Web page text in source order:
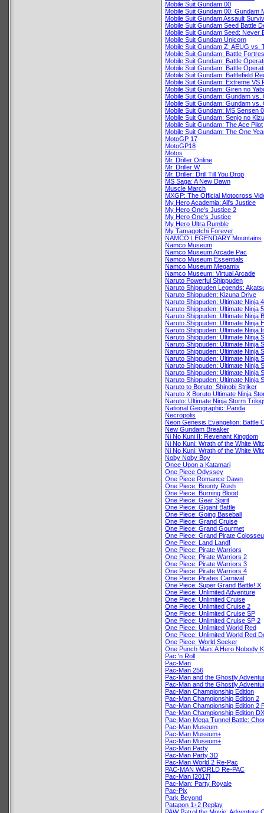
Mobile Suit Gundam 00
Mobile Suit Gundam 00: Gundam
Mobile Suit Gundam Assault
Mobile Suit Gundam Seed Battle
Mobile Suit Gundam Seed: Never
Mobile Suit Gundam Unicorn
Mobile Suit Gundam Z: AEUG vs.
Mobile Suit Gundam: Battle
Mobile Suit Gundam: Battle
Mobile Suit Gundam: Battle
Mobile Suit Gundam: Battlefield
Mobile Suit Gundam: Extreme VS
Mobile Suit Gundam: Giren no
Mobile Suit Gundam: Gundam vs.
Mobile Suit Gundam: Gundam vs.
Mobile Suit Gundam: MS Sensen
Mobile Suit Gundam: Senjo no
Mobile Suit Gundam: The Ace Pilot
Mobile Suit Gundam: The One
MotoGP 17
MotoGP18
Motos
Mr. Driller Online
Mr. Driller W
Mr. Driller: Drill Till You Drop
MS Saga: A New Dawn
Muscle March
MXGP: The Official Motocross
My Hero Academia: All's Justice
My Hero One's Justice 2
My Hero One’s Justice
My Hero Ultra Rumble
My Tamagotchi Forever
NAMCO LEGENDARY Mountains
Namco Museum
Namco Museum Arcade Pac
Namco Museum Essentials
Namco Museum Megamix
Namco Museum: Virtual Arcade
Naruto Powerful Shippuden
Naruto Shippuden Legends:
Naruto Shippuden: Kizuna Drive
Naruto Shippuden: Ultimate Ninja 4
Naruto Shippuden: Ultimate Ninja 5
Naruto Shippuden: Ultimate Ninja
Naruto Shippuden: Ultimate Ninja
Naruto Shippuden: Ultimate Ninja
Naruto Shippuden: Ultimate Ninja
Naruto Shippuden: Ultimate Ninja
Naruto Shippuden: Ultimate Ninja
Naruto Shippuden: Ultimate Ninja
Naruto Shippuden: Ultimate Ninja
Naruto Shippuden: Ultimate Ninja
Naruto Shippuden: Ultimate Ninja
Naruto to Boruto: Shinobi Striker
Naruto X Boruto Ultimate Ninja
Naruto: Ultimate Ninja Storm
National Geographic: Panda
Necropolis
Neon Genesis Evangelion: Battle
New Gundam Breaker
Ni No Kuni II: Revenant Kingdom
Ni No Kuni: Wrath of the White
Ni No Kuni: Wrath of the White
Noby Noby Boy
Once Upon a Katamari
One Piece Odyssey
One Piece Romance Dawn
One Piece: Bounty Rush
One Piece: Burning Blood
One Piece: Gear Spirit
One Piece: Gigant Battle
One Piece: Going Baseball
One Piece: Grand Cruise
One Piece: Grand Gourmet
One Piece: Grand Pirate
One Piece: Land Land!
One Piece: Pirate Warriors
One Piece: Pirate Warriors 2
One Piece: Pirate Warriors 3
One Piece: Pirate Warriors 4
One Piece: Pirates Carnival
One Piece: Super Grand Battle! X
One Piece: Unlimited Adventure
One Piece: Unlimited Cruise
One Piece: Unlimited Cruise 2
One Piece: Unlimited Cruise SP
One Piece: Unlimited Cruise SP 2
One Piece: Unlimited World Red
One Piece: Unlimited World Red
One Piece: World Seeker
One Punch Man: A Hero Nobody
Pac 'n Roll
Pac-Man
Pac-Man 256
Pac-Man and the Ghostly
Pac-Man and the Ghostly
Pac-Man Championship Edition
Pac-Man Championship Edition 2
Pac-Man Championship Edition 2
Pac-Man Championship Edition DX
Pac-Man Mega Tunnel Battle:
Pac-Man Museum
Pac-Man Museum+
Pac-Man Museum+
Pac-Man Party
Pac-Man Party 3D
Pac-Man World 2 Re-Pac
PAC-MAN WORLD Re-PAC
Pac-Man [2017]
Pac-Man: Party Royale
Pac-Pix
Park Beyond
Patapon 1+2 Replay